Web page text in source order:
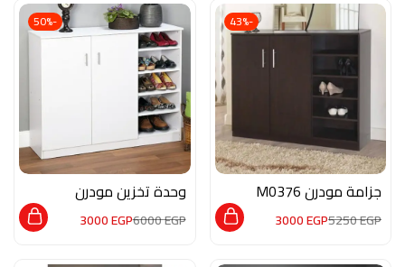
-43%
جزامة مودرن M0376
5250EGP
3000EGP
-50%
وحدة تخزين مودرن
M0822
6000EGP
3000EGP